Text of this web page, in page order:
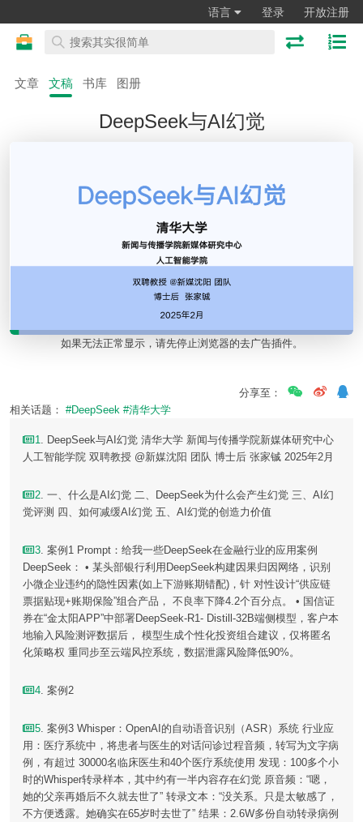
语言 登录 开放注册
文章 文稿 书库 图册
DeepSeek与AI幻觉
如果无法正常显示，请先停止浏览器的去广告插件。
分享至：
相关话题： #DeepSeek #清华大学
1. DeepSeek与AI幻觉 清华大学 新闻与传播学院新媒体研究中心
人工智能学院 双聘教授 @新媒沈阳 团队 博士后 张家铖 2025年2月
2. 一、什么是AI幻觉 二、DeepSeek为什么会产生幻觉 三、AI幻
觉评测 四、如何减缓AI幻觉 五、AI幻觉的创造力价值
3. 案例1 Prompt：给我一些DeepSeek在金融行业的应用案例
DeepSeek： • 某头部银行利用DeepSeek构建因果归因网络，识别
小微企业违约的隐性因素(如上下游账期错配)，针 对性设计“供应链
票据贴现+账期保险”组合产品， 不良率下降4.2个百分点。 • 国信证
券在“金太阳APP”中部署DeepSeek-R1- Distill-32B端侧模型，客户本
地输入风险测评数据后， 模型生成个性化投资组合建议，仅将匿名
化策略权 重同步至云端风控系统，数据泄露风险降低90%。
4. 案例2
5. 案例3 Whisper：OpenAI的自动语音识别（ASR）系统 行业应
用：医疗系统中，将患者与医生的对话问诊过程音频，转写为文字病
例，有超过 30000名临床医生和40个医疗系统使用 发现：100多个小
时的Whisper转录样本，其中约有一半内容存在幻觉 原音频：“嗯，
她的父亲再婚后不久就去世了” 转录文本：“没关系。只是太敏感了，
不方便透露。她确实在65岁时去世了” 结果：2.6W多份自动转录病例